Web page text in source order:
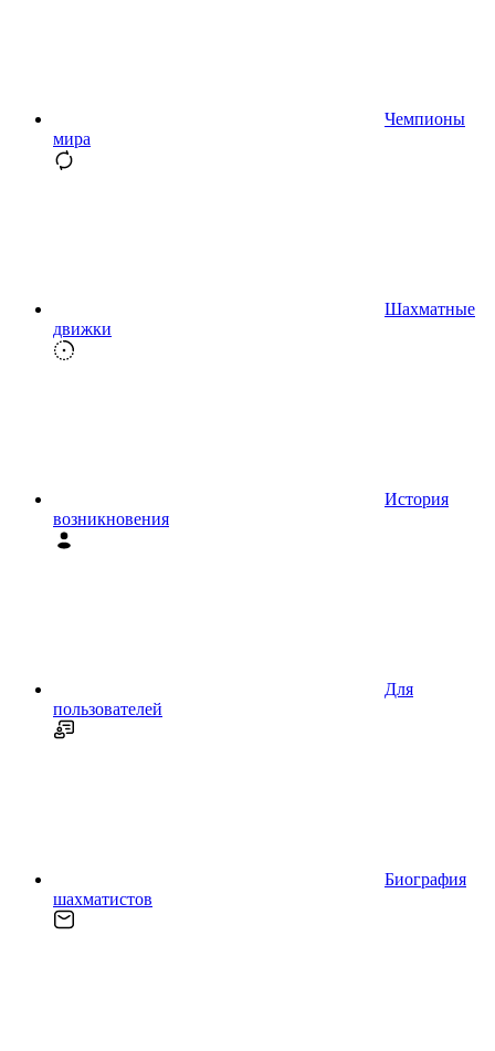
Чемпионы
мира
Шахматные
движки
История
возникновения
Для
пользователей
Биография
шахматистов